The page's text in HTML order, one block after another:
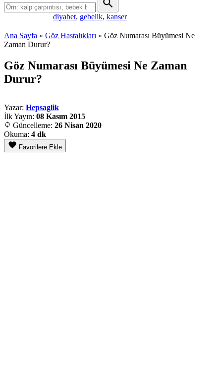
diyabet, gebelik, kanser
Ana Sayfa » Göz Hastalıkları » Göz Numarası Büyümesi Ne
Zaman Durur?
Göz Numarası Büyümesi Ne Zaman
Durur?
Yazar: Hepsaglik
İlk Yayın: 08 Kasım 2015
Güncelleme: 26 Nisan 2020
Okuma: 4 dk
Favorilere Ekle